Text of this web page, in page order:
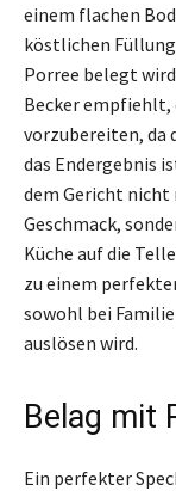
einem flachen
köstlichen
Porree belegt
Becker empfiehlt,
vorzubereiten, da
das Endergebnis
dem Gericht nicht
Geschmack,
Küche auf die
zu einem
sowohl bei
auslösen wird.
Belag mit
Ein perfekter